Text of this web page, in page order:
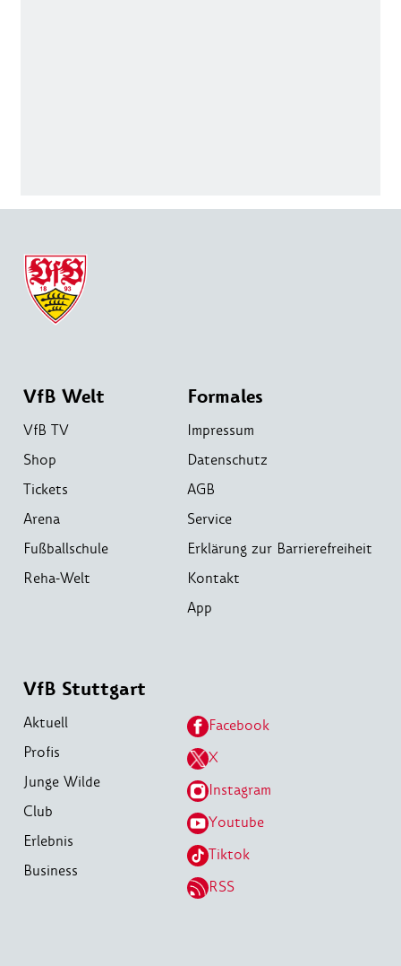
VfB Welt
VfB TV
Shop
Tickets
Arena
Fußballschule
Reha-Welt
Formales
Impressum
Datenschutz
AGB
Service
Erklärung zur Barrierefreiheit
Kontakt
App
VfB Stuttgart
Aktuell
Profis
Junge Wilde
Club
Erlebnis
Business
Facebook
X
Instagram
Youtube
Tiktok
RSS